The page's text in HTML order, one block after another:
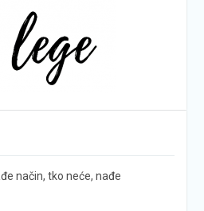
način, tko neće, nađe